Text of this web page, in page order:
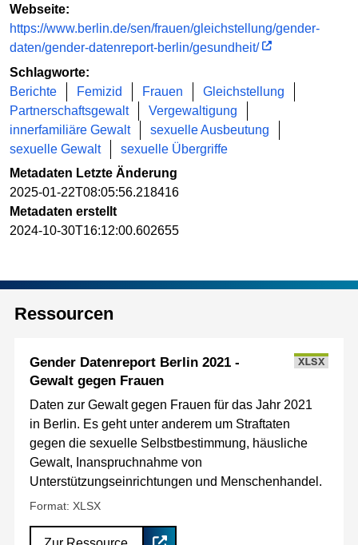
Webseite:
https://www.berlin.de/sen/frauen/gleichstellung/gender-
daten/gender-datenreport-berlin/gesundheit/
Schlagworte:
Berichte
Femizid Frauen
Gleichstellung
Partnerschaftsgewalt
Vergewaltigung
innerfamiliäre Gewalt
sexuelle Ausbeutung
sexuelle Gewalt
sexuelle Übergriffe
Metadaten Letzte Änderung
2025-01-22T08:05:56.218416
Metadaten erstellt
2024-10-30T16:12:00.602655
Ressourcen
Gender Datenreport Berlin 2021 -
Gewalt gegen Frauen
XLSX
Daten zur Gewalt gegen Frauen für das Jahr 2021
in Berlin. Es geht unter anderem um Straftaten
gegen die sexuelle Selbstbestimmung, häusliche
Gewalt, Inanspruchnahme von
Unterstützungseinrichtungen und Menschenhandel.
Format: XLSX